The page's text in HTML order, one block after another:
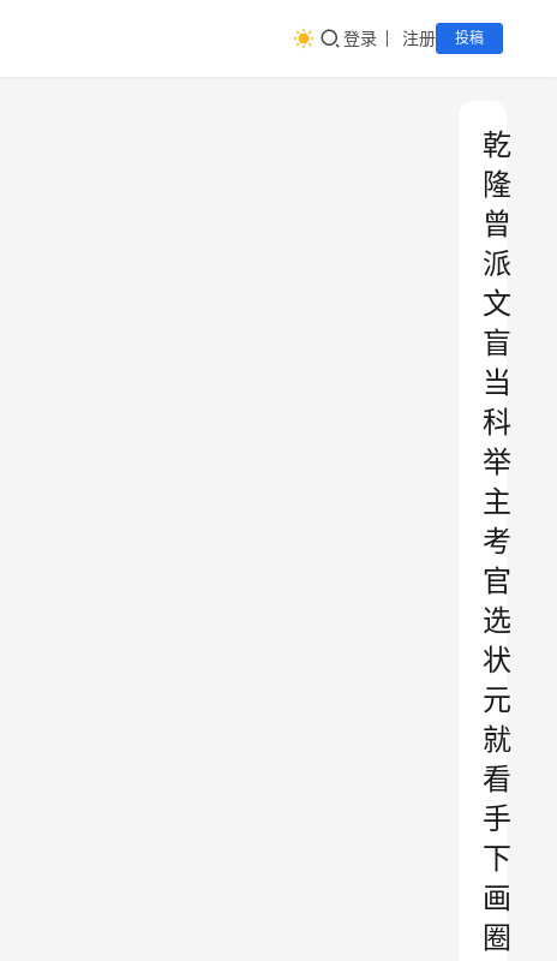
登录 注册 投稿
乾
隆
曾
派
文
盲
当
科
举
主
考
官
选
状
元
就
看
手
下
画
圈